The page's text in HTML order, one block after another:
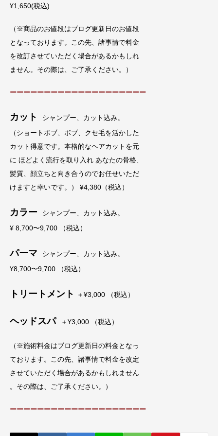
¥1,650(税込)
（※商品のお値段はブログ更新日のお値段
となっております。この先、諸事情で料金
を改訂させていただく場合があるかもしれ
ません。その際は、ご了承ください。）
ーーーーーーーーーーーーーーーーーーーー
カット
シャンプー、カット込み。
（ショートボブ、ボブ、クセ毛を活かした
カット得意です。本格的なヘアカットを元
に ほどよく流行を取り入れ あなたの骨格、
髪質、顔立ちと向き合うのでお任せいただ
けますと幸いです。） ¥4,380（税込）
カラー
シャンプー、カット込み。
¥ 8,700〜9,700 （税込）
パーマ
シャンプー、カット込み。
¥8,700〜9,700 （税込）
トリートメント ＋¥3,000 （税込）
ヘッドスパ ＋¥3,000 （税込）
（※施術料金はブログ更新日の料金となっ
ております。この先、諸事情で料金を改定
させていただく場合があるかもしれません
。その際は、ご了承ください。）
ーーーーーーーーーーーーーーーーーーーー